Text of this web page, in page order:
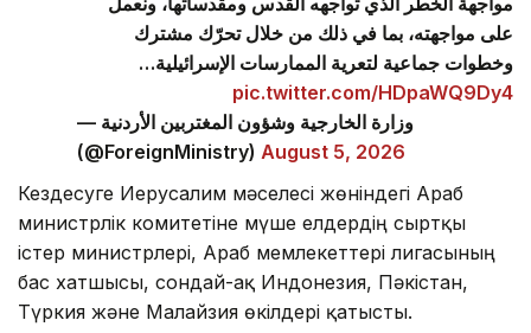
على مواجهته، بما في ذلك من خلال تحرّك مشترك
وخطوات جماعية لتعرية الممارسات الإسرائيلية…
pic.twitter.com/HDpaWQ9Dy4
— وزارة الخارجية وشؤون المغتربين الأردنية
(@ForeignMinistry) August 5, 2026
Кездесуге Иерусалим мәселесі жөніндегі Араб
министрлік комитетіне мүше елдердің сыртқы
істер министрлері, Араб мемлекеттері лигасының
бас хатшысы, сондай-ақ Индонезия, Пәкістан,
Түркия және Малайзия өкілдері қатысты.